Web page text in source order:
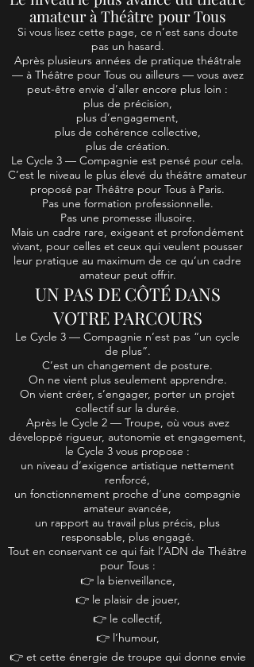
amateur à Théâtre pour Tous
Si vous lisez cette page, ce n’est sans doute
pas un hasard.
Après plusieurs années de pratique théâtrale
— à Théâtre pour Tous ou ailleurs — vous avez
peut-être envie d’aller encore plus loin :
plus de précision,
plus d’engagement,
plus de cohérence collective,
plus de création.
Le Cycle 3 — Compagnie est pensé pour cela.
C’est le niveau le plus élevé du théâtre amateur
proposé par Théâtre pour Tous à Paris.
Pas une formation professionnelle.
Pas une promesse illusoire.
Mais un cadre rare, exigeant et profondément
vivant, pour celles et ceux qui veulent pousser
leur pratique au maximum de ce qu’un cadre
amateur peut offrir.
UN PAS DE CÔTÉ DANS
VOTRE PARCOURS
Le Cycle 3 — Compagnie n’est pas “un cycle
de plus”.
C’est un changement de posture.
On ne vient plus seulement apprendre.
On vient créer, s’engager, porter un projet
collectif sur la durée.
Après le Cycle 2 — Troupe, où vous avez
développé rigueur, autonomie et engagement,
le Cycle 3 vous propose :
un niveau d’exigence artistique nettement
renforcé,
un fonctionnement proche d’une compagnie
amateur avancée,
un rapport au travail plus précis, plus
responsable, plus engagé.
Tout en conservant ce qui fait l’ADN de Théâtre
pour Tous :
👉 la bienveillance,
👉 le plaisir de jouer,
👉 le collectif,
👉 l’humour,
👉 et cette énergie de troupe qui donne envie